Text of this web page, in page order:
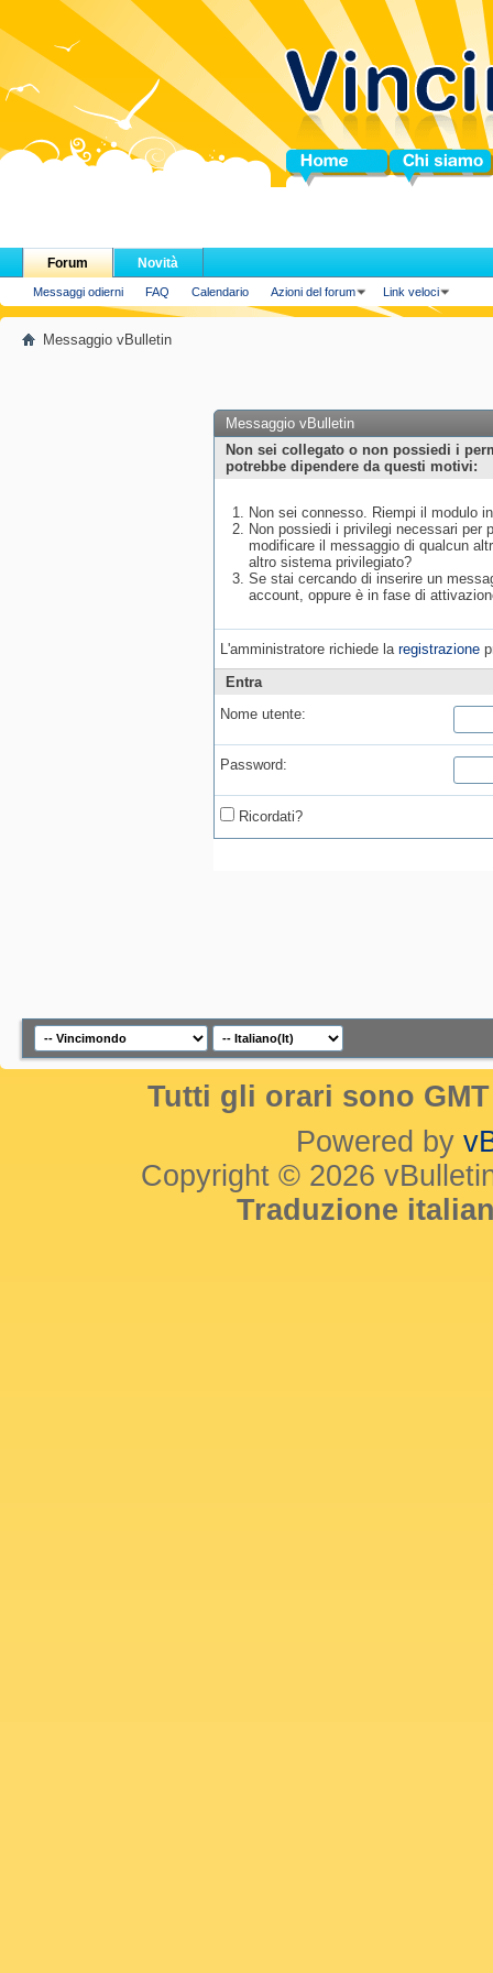
Home Chi siamo
Forum
Messaggi odierni FAQ Calendario Azioni del forum Link veloci
Novità
Messaggio vBulletin
Messaggio vBulletin
Non sei collegato o non possiedi i
potrebbe dipendere da questi motivi:
Non sei connesso. Riempi il modulo
Non possiedi i privilegi necessari per
modificare il messaggio di qualcun
altro sistema privilegiato?
Se stai cercando di inserire un
account, oppure è in fase di
L'amministratore richiede la registrazione
Entra
Nome utente:
Password:
Ricordati?
Tutti gli orari sono
Powered by
Copyright © 2026
Traduzione